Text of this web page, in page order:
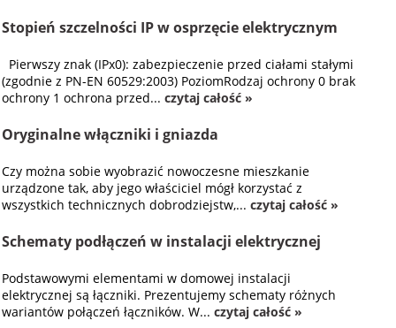
Stopień szczelności IP w osprzęcie elektrycznym
Pierwszy znak (IPx0): zabezpieczenie przed ciałami stałymi
(zgodnie z PN-EN 60529:2003) PoziomRodzaj ochrony 0 brak
ochrony 1 ochrona przed...czytaj całość »
Oryginalne włączniki i gniazda
Czy można sobie wyobrazić nowoczesne mieszkanie
urządzone tak, aby jego właściciel mógł korzystać z
wszystkich technicznych dobrodziejstw,...czytaj całość »
Schematy podłączeń w instalacji elektrycznej
Podstawowymi elementami w domowej instalacji
elektrycznej są łączniki. Prezentujemy schematy różnych
wariantów połączeń łączników. W...czytaj całość »